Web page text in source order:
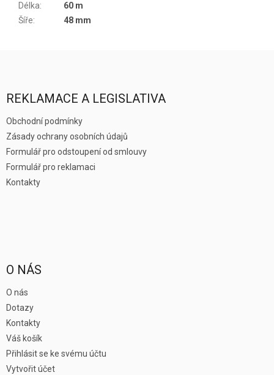
Délka:
60 m
Šíře: 48 mm
REKLAMACE A LEGISLATIVA
Obchodní podmínky
Zásady ochrany osobních údajů
Formulář pro odstoupení od smlouvy
Formulář pro reklamaci
Kontakty
O NÁS
O nás
Dotazy
Kontakty
Váš košík
Přihlásit se ke svému účtu
Vytvořit účet